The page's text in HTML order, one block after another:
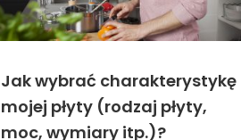
Jak wybrać charakterystykę
mojej płyty (rodzaj płyty,
moc, wymiary itp.)?